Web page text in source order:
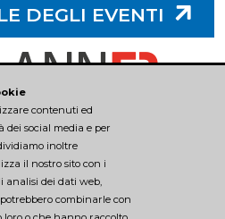
DEGLI EVENTI
contenuti ed
social media e per
inoltre
il nostro sito con i
analisi dei dati web,
combinarle con